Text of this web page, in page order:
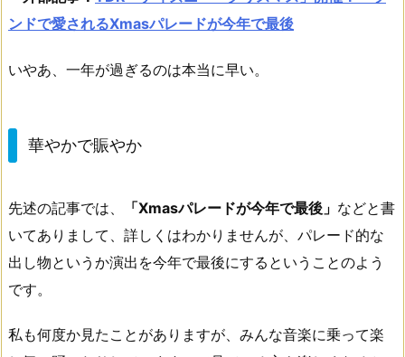
ンドで愛されるXmasパレードが今年で最後
いやあ、一年が過ぎるのは本当に早い。
華やかで賑やか
先述の記事では、 「Xmasパレードが今年で最後」 などと書
いてありまして、詳しくはわかりませんが、パレード的な
出し物というか演出を今年で最後にするということのよう
です。
私も何度か見たことがありますが、みんな音楽に乗って楽